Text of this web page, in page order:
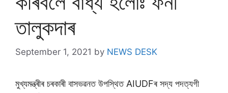
তালুকদাৰ
September 1, 2021 by NEWS DESK
মুখ্যমন্ত্ৰীৰ চৰকাৰী বাসভৱনত উপস্থিত AIUDFৰ সদ্য পদত্যগী